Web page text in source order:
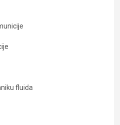
fluida